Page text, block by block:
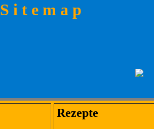
S i t e m a p
Rezepte